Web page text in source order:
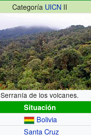
Categoría UICN II
Serranía de los volcanes.
Situación
Bolivia
Santa Cruz